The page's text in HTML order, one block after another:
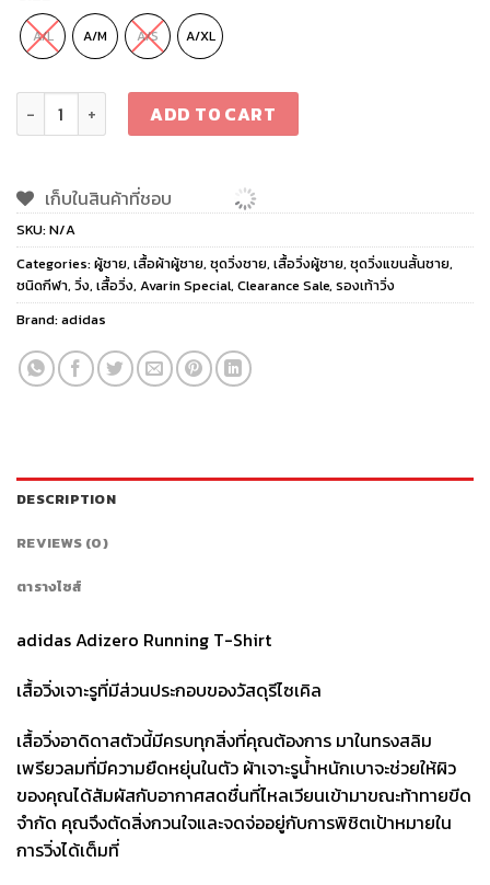
A/L A/M A/S A/XL
adidas Adizero Running T-Shirt POWTEA quantity
ADD TO CART
เก็บในสินค้าที่ชอบ
SKU:N/A
Categories:ผู้ชาย, เสื้อผ้าผู้ชาย, ชุดวิ่งชาย, เสื้อวิ่งผู้ชาย, ชุดวิ่งแขนสั้นชาย,
ชนิดกีฬา, วิ่ง, เสื้อวิ่ง, Avarin Special, Clearance Sale, รองเท้าวิ่ง
Brand:adidas
DESCRIPTION
REVIEWS (0)
ตารางไซส์
adidas Adizero Running T-Shirt
เสื้อวิ่งเจาะรูที่มีส่วนประกอบของวัสดุรีไซเคิล
เสื้อวิ่งอาดิดาสตัวนี้มีครบทุกสิ่งที่คุณต้องการ มาในทรงสลิม
เพรียวลมที่มีความยืดหยุ่นในตัว ผ้าเจาะรูน้ำหนักเบาจะช่วยให้ผิว
ของคุณได้สัมผัสกับอากาศสดชื่นที่ไหลเวียนเข้ามาขณะท้าทายขีด
จำกัด คุณจึงตัดสิ่งกวนใจและจดจ่ออยู่กับการพิชิตเป้าหมายใน
การวิ่งได้เต็มที่